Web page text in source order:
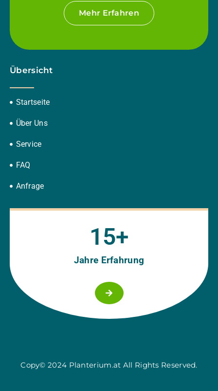
Mehr Erfahren
Übersicht
Startseite
Über Uns
Service
FAQ
Anfrage
Jahre Erfahrung
15+
Copy© 2024 Planterium.at All Rights Reserved.